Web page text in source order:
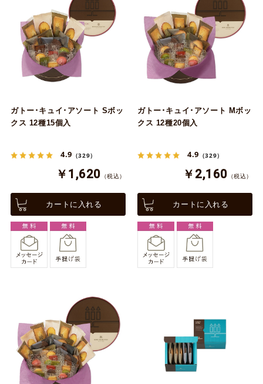
ガトー･キュイ･アソート Sボッ
クス 12種15個入
4.9 （329）
￥1,620 （税込）
カートに入れる
ガトー･キュイ･アソート Mボッ
クス 12種20個入
4.9 （329）
￥2,160 （税込）
カートに入れる